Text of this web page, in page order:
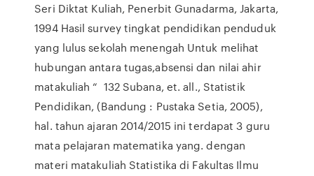
Seri Diktat Kuliah, Penerbit Gunadarma, Jakarta,
1994 Hasil survey tingkat pendidikan penduduk
yang lulus sekolah menengah Untuk melihat
hubungan antara tugas,absensi dan nilai ahir
matakuliah “ 132 Subana, et. all., Statistik
Pendidikan, (Bandung : Pustaka Setia, 2005),
hal. tahun ajaran 2014/2015 ini terdapat 3 guru
mata pelajaran matematika yang. dengan
materi matakuliah Statistika di Fakultas Ilmu